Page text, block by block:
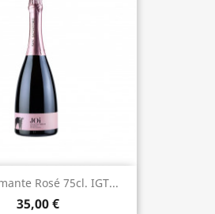
Rosé 75cl. IGT...
35,00 €